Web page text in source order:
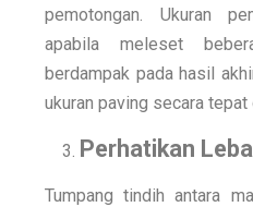
pemotongan. Ukuran
apabila meleset
berdampak pada hasil
ukuran paving secara tepat
Perhatikan
Tumpang tindih antara